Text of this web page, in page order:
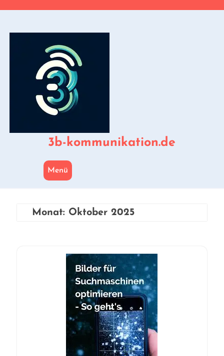
3b-kommunikation.de
Menü
Monat: Oktober 2025